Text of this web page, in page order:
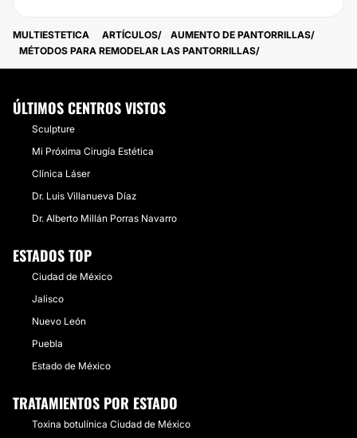
MULTIESTETICA ARTÍCULOS
AUMENTO DE PANTORRILLAS
​MÉTODOS PARA REMODELAR LAS PANTORRILLAS
ÚLTIMOS CENTROS VISTOS
Sculpture
Mi Próxima Cirugía Estética
Clínica Láser
Dr. Luis Villanueva Díaz
Dr. Alberto Millán Porras Navarro
ESTADOS TOP
Ciudad de México
Jalisco
Nuevo León
Puebla
Estado de México
TRATAMIENTOS POR ESTADO
Toxina botulínica Ciudad de México